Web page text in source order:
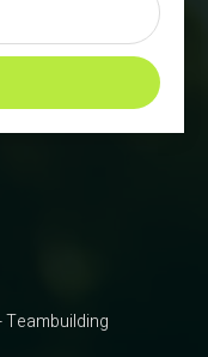
Teambuilding